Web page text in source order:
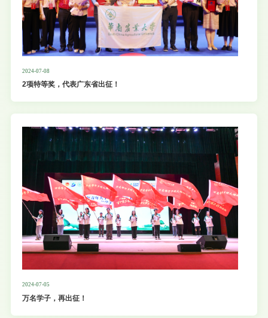
2024-07-08
2项特等奖，代表广东省出征！
2024-07-05
万名学子，再出征！